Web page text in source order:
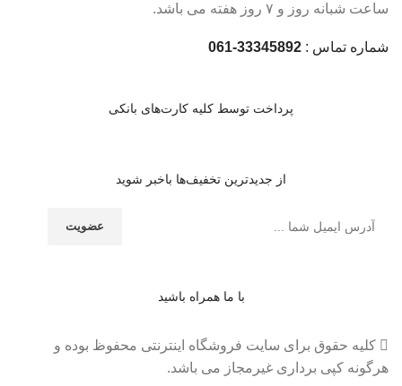
ساعت شبانه روز و ۷ روز هفته می باشد.
شماره تماس : 33345892-061
پرداخت توسط کلیه کارت‌های بانکی
از جدیدترین تخفیف‌ها باخبر شوید
با ما همراه باشید
کلیه حقوق برای سایت فروشگاه اینترنتی محفوظ بوده و
هرگونه کپی برداری غیرمجاز می باشد.